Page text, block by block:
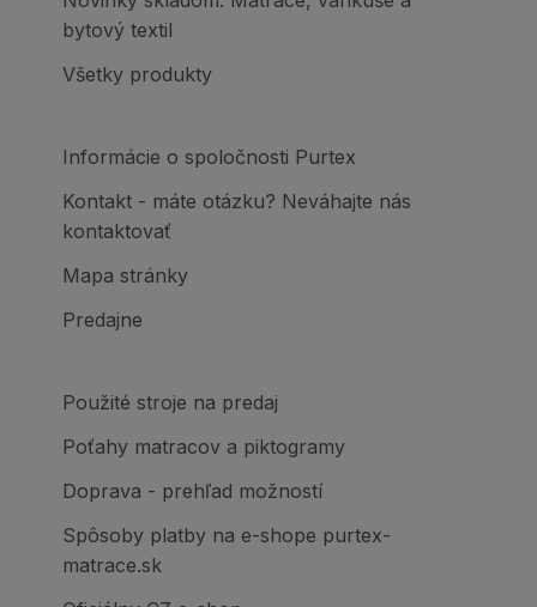
bytový textil
Všetky produkty
Informácie o spoločnosti Purtex
Kontakt - máte otázku? Neváhajte nás
kontaktovať
Mapa stránky
Predajne
Použité stroje na predaj
Poťahy matracov a piktogramy
Doprava - prehľad možností
Spôsoby platby na e-shope purtex-
matrace.sk